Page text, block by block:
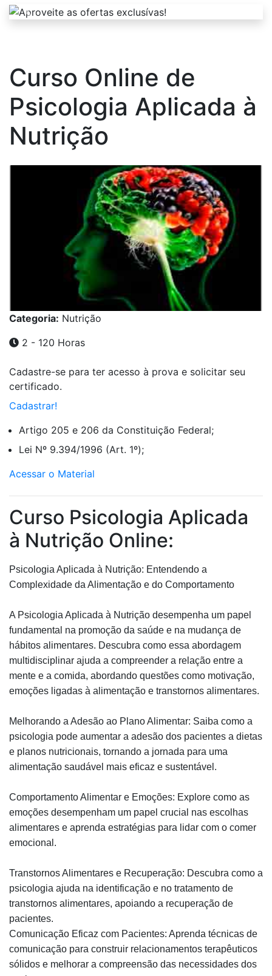
Curso Online de
Psicologia Aplicada à
Nutrição
Categoria: Nutrição
2 - 120 Horas
Cadastre-se para ter acesso à prova e solicitar seu
certificado.
Cadastrar!
Artigo 205 e 206 da Constituição Federal;
Lei Nº 9.394/1996 (Art. 1º);
Acessar o Material
Curso Psicologia Aplicada
à Nutrição Online:
Psicologia Aplicada à Nutrição: Entendendo a
Complexidade da Alimentação e do Comportamento
A Psicologia Aplicada à Nutrição desempenha um papel
fundamental na promoção da saúde e na mudança de
hábitos alimentares. Descubra como essa abordagem
multidisciplinar ajuda a compreender a relação entre a
mente e a comida, abordando questões como motivação,
emoções ligadas à alimentação e transtornos alimentares.
Melhorando a Adesão ao Plano Alimentar: Saiba como a
psicologia pode aumentar a adesão dos pacientes a dietas
e planos nutricionais, tornando a jornada para uma
alimentação saudável mais eficaz e sustentável.
Comportamento Alimentar e Emoções: Explore como as
emoções desempenham um papel crucial nas escolhas
alimentares e aprenda estratégias para lidar com o comer
emocional.
Transtornos Alimentares e Recuperação: Descubra como a
psicologia ajuda na identificação e no tratamento de
transtornos alimentares, apoiando a recuperação de
pacientes.
Comunicação Eficaz com Pacientes: Aprenda técnicas de
comunicação para construir relacionamentos terapêuticos
sólidos e melhorar a compreensão das necessidades dos